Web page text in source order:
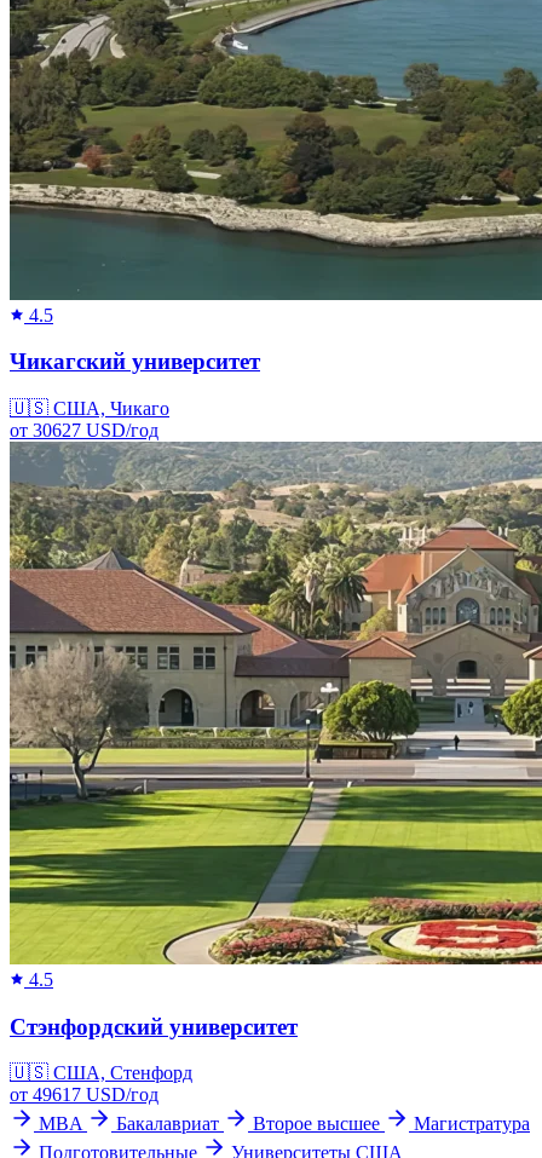
4.5
Чикагский университет
🇺🇸 США, Чикаго
от 30627 USD/год
4.5
Стэнфордский университет
🇺🇸 США, Стенфорд
от 49617 USD/год
MBA
Бакалавриат Второе высшее
Магистратура
Подготовительные
Университеты США